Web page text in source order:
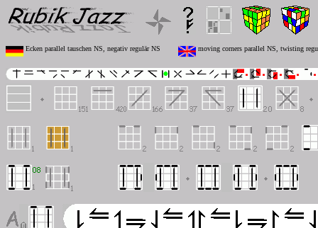
Ecken parallel tauschen NS, negativ regulär NS moving corners parallel NS, twisting